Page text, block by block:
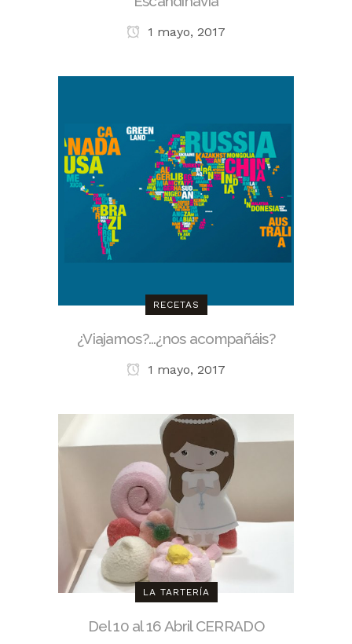
1 mayo, 2017
RECETAS
¿Viajamos?…¿nos acompañáis?
1 mayo, 2017
LA TARTERÍA
Del 10 al 16 Abril CERRADO